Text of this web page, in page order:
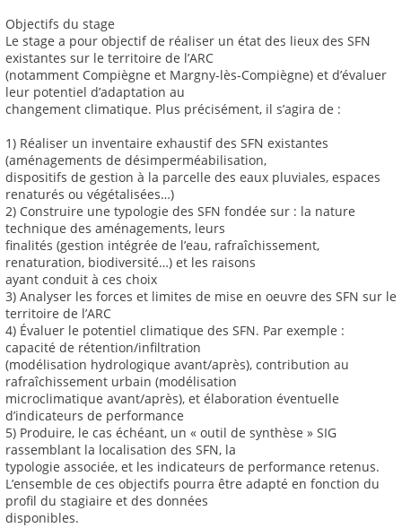
Objectifs du stage
Le stage a pour objectif de réaliser un état des lieux des SFN
existantes sur le territoire de l’ARC
(notamment Compiègne et Margny-lès-Compiègne) et d’évaluer
leur potentiel d’adaptation au
changement climatique. Plus précisément, il s’agira de :
1) Réaliser un inventaire exhaustif des SFN existantes
(aménagements de désimperméabilisation,
dispositifs de gestion à la parcelle des eaux pluviales, espaces
renaturés ou végétalisées…)
2) Construire une typologie des SFN fondée sur : la nature
technique des aménagements, leurs
finalités (gestion intégrée de l’eau, rafraîchissement,
renaturation, biodiversité…) et les raisons
ayant conduit à ces choix
3) Analyser les forces et limites de mise en oeuvre des SFN sur le
territoire de l’ARC
4) Évaluer le potentiel climatique des SFN. Par exemple :
capacité de rétention/infiltration
(modélisation hydrologique avant/après), contribution au
rafraîchissement urbain (modélisation
microclimatique avant/après), et élaboration éventuelle
d’indicateurs de performance
5) Produire, le cas échéant, un « outil de synthèse » SIG
rassemblant la localisation des SFN, la
typologie associée, et les indicateurs de performance retenus.
L’ensemble de ces objectifs pourra être adapté en fonction du
profil du stagiaire et des données
disponibles.